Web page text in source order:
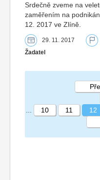
Srdečně zveme na
zaměřením na
12. 2017 ve Zlíně.
29. 11. 2017
Žadatel
10 11 12